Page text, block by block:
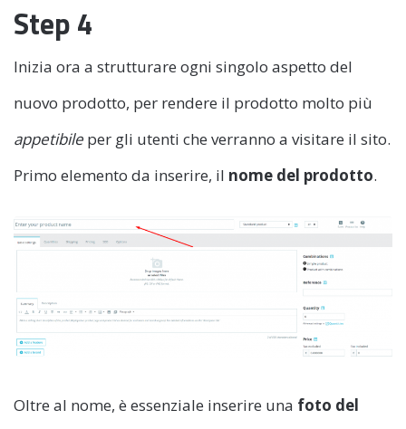
Step 4
Inizia ora a strutturare ogni singolo aspetto del
nuovo prodotto, per rendere il prodotto molto più
appetibile per gli utenti che verranno a visitare il sito.
Primo elemento da inserire, il nome del prodotto.
Oltre al nome, è essenziale inserire una foto del